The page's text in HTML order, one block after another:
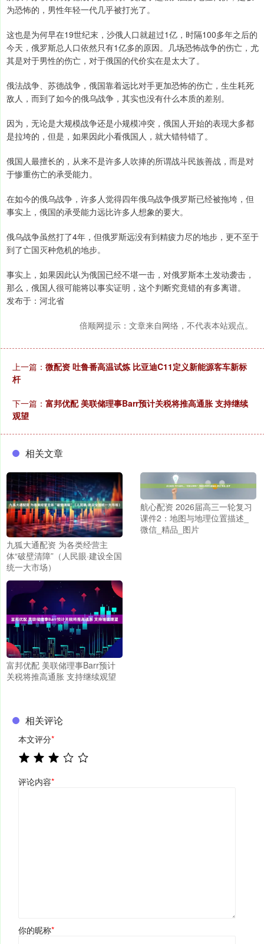
为恐怖的，男性年轻一代几乎被打光了。
这也是为何早在19世纪末，沙俄人口就超过1亿，时隔100多年之后的
今天，俄罗斯总人口依然只有1亿多的原因。几场恐怖战争的伤亡，尤
其是对于男性的伤亡，对于俄国的代价实在是太大了。
俄法战争、苏德战争，俄国靠着远比对手更加恐怖的伤亡，生生耗死
敌人，而到了如今的俄乌战争，其实也没有什么本质的差别。
因为，无论是大规模战争还是小规模冲突，俄国人开始的表现大多都
是拉垮的，但是，如果因此小看俄国人，就大错特错了。
俄国人最擅长的，从来不是许多人吹捧的所谓战斗民族善战，而是对
于惨重伤亡的承受能力。
在如今的俄乌战争，许多人觉得四年俄乌战争俄罗斯已经被拖垮，但
事实上，俄国的承受能力远比许多人想象的要大。
俄乌战争虽然打了4年，但俄罗斯远没有到精疲力尽的地步，更不至于
到了亡国灭种危机的地步。
事实上，如果因此认为俄国已经不堪一击，对俄罗斯本土发动袭击，
那么，俄国人很可能将以事实证明，这个判断究竟错的有多离谱。
发布于：河北省
倍顺网提示：文章来自网络，不代表本站观点。
上一篇： 微配资 吐鲁番高温试炼 比亚迪C11定义新能源客车新标
杆
下一篇： 富邦优配 美联储理事Barr预计关税将推高通胀 支持继续
观望
相关文章
九狐大通配资 为各类经营主
体“破壁清障”（人民眼·建设全国
统一大市场）
航心配资 2026届高三一轮复习
课件2：地图与地理位置描述_
微信_精品_图片
富邦优配 美联储理事Barr预计
关税将推高通胀 支持继续观望
相关评论
本文评分*
评论内容*
你的昵称*